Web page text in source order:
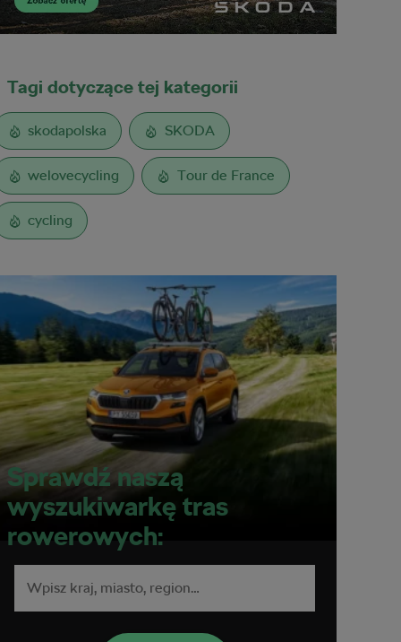
Tagi dotyczące tej kategorii
skodapolska SKODA
welovecycling Tour de France
cycling
Sprawdź naszą
wyszukiwarkę tras
rowerowych: